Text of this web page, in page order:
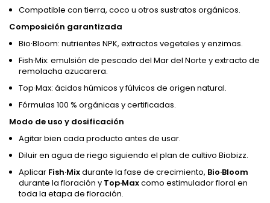
Compatible con tierra, coco u otros sustratos orgánicos.
Composición garantizada
Bio·Bloom: nutrientes NPK, extractos vegetales y enzimas.
Fish·Mix: emulsión de pescado del Mar del Norte y extracto de
remolacha azucarera.
Top·Max: ácidos húmicos y fúlvicos de origen natural.
Fórmulas 100 % orgánicas y certificadas.
Modo de uso y dosificación
Agitar bien cada producto antes de usar.
Diluir en agua de riego siguiendo el plan de cultivo Biobizz.
Aplicar Fish·Mixdurante la fase de crecimiento, Bio·Bloom
durante la floración y Top·Maxcomo estimulador floral en
toda la etapa de floración.